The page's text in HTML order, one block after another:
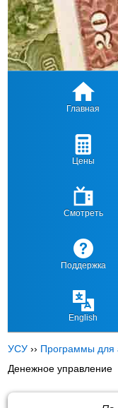
Главная
Цены
Смотреть
Поддержка
English
УСУ ›› Программы для
Денежное управление